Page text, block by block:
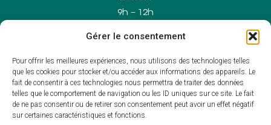
Gérer le consentement
Pour offrir les meilleures expériences, nous utilisons des technologies telles
que les cookies pour stocker et/ou accéder aux informations des appareils. Le
fait de consentir à ces technologies nous permettra de traiter des données
telles que le comportement de navigation ou les ID uniques sur ce site. Le fait
de ne pas consentir ou de retirer son consentement peut avoir un effet négatif
sur certaines caractéristiques et fonctions.
9h – 12h
9h – 12h
Samedi :
9h – 12h (Uniquement le 1er samedi du mois)
Accessibilité